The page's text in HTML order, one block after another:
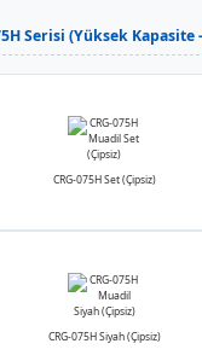
Serisi (Yüksek Kapasite
CRG-075H Set (Çipsiz)
CRG-075H Siyah (Çipsiz)